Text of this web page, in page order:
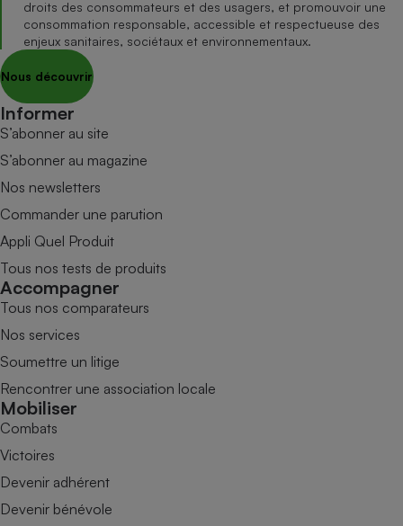
droits des consommateurs et des usagers, et promouvoir une
consommation responsable, accessible et respectueuse des
enjeux sanitaires, sociétaux et environnementaux.
Nous découvrir
Informer
S’abonner au site
S’abonner au magazine
Nos newsletters
Commander une parution
Appli Quel Produit
Tous nos tests de produits
Accompagner
Tous nos comparateurs
Nos services
Soumettre un litige
Rencontrer une association locale
Mobiliser
Combats
Victoires
Devenir adhérent
Devenir bénévole